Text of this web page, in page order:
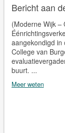
Bericht aan
(Moderne Wijk –
aangekondigd in
College van
buurt. ...
Meer weten